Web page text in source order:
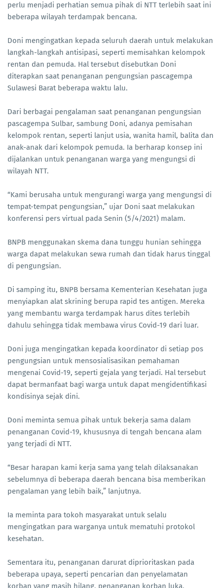
perlu menjadi perhatian semua pihak di NTT terlebih saat ini
beberapa wilayah terdampak bencana.
Doni mengingatkan kepada seluruh daerah untuk melakukan
langkah-langkah antisipasi, seperti memisahkan kelompok
rentan dan pemuda. Hal tersebut disebutkan Doni
diterapkan saat penanganan pengungsian pascagempa
Sulawesi Barat beberapa waktu lalu.
Dari berbagai pengalaman saat penanganan pengungsian
pascagempa Sulbar, sambung Doni, adanya pemisahan
kelompok rentan, seperti lanjut usia, wanita hamil, balita dan
anak-anak dari kelompok pemuda. Ia berharap konsep ini
dijalankan untuk penanganan warga yang mengungsi di
wilayah NTT.
“Kami berusaha untuk mengurangi warga yang mengungsi di
tempat-tempat pengungsian,” ujar Doni saat melakukan
konferensi pers virtual pada Senin (5/4/2021) malam.
BNPB menggunakan skema dana tunggu hunian sehingga
warga dapat melakukan sewa rumah dan tidak harus tinggal
di pengungsian.
Di samping itu, BNPB bersama Kementerian Kesehatan juga
menyiapkan alat skrining berupa rapid tes antigen. Mereka
yang membantu warga terdampak harus dites terlebih
dahulu sehingga tidak membawa virus Covid-19 dari luar.
Doni juga mengingatkan kepada koordinator di setiap pos
pengungsian untuk mensosialisasikan pemahaman
mengenai Covid-19, seperti gejala yang terjadi. Hal tersebut
dapat bermanfaat bagi warga untuk dapat mengidentifikasi
kondisinya sejak dini.
Doni meminta semua pihak untuk bekerja sama dalam
penanganan Covid-19, khususnya di tengah bencana alam
yang terjadi di NTT.
“Besar harapan kami kerja sama yang telah dilaksanakan
sebelumnya di beberapa daerah bencana bisa memberikan
pengalaman yang lebih baik,” lanjutnya.
Ia meminta para tokoh masyarakat untuk selalu
mengingatkan para warganya untuk mematuhi protokol
kesehatan.
Sementara itu, penanganan darurat diprioritaskan pada
beberapa upaya, seperti pencarian dan penyelamatan
korban yang masih hilang, penanganan korban luka,